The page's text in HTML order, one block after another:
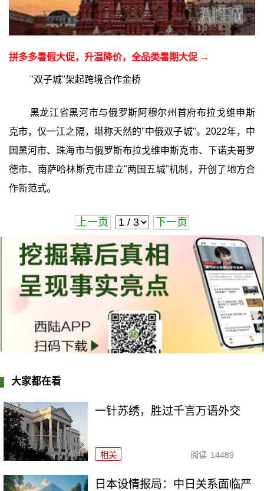
拼多多暑假大促，升温降价，全品类暑期大促 →
"双子城"架起跨境合作金桥
黑龙江省黑河市与俄罗斯阿穆尔州首府布拉戈维申斯
克市，仅一江之隔，堪称天然的"中俄双子城"。2022年，中
国黑河市、珠海市与俄罗斯布拉戈维申斯克市、下诺夫哥罗
德市、南萨哈林斯克市建立"两国五城"机制，开创了地方合
作新范式。
上一页 下一页
大家都在看
一针苏绣，胜过千言万语外交
相关 阅读 14489
日本设情报局：中日关系面临严